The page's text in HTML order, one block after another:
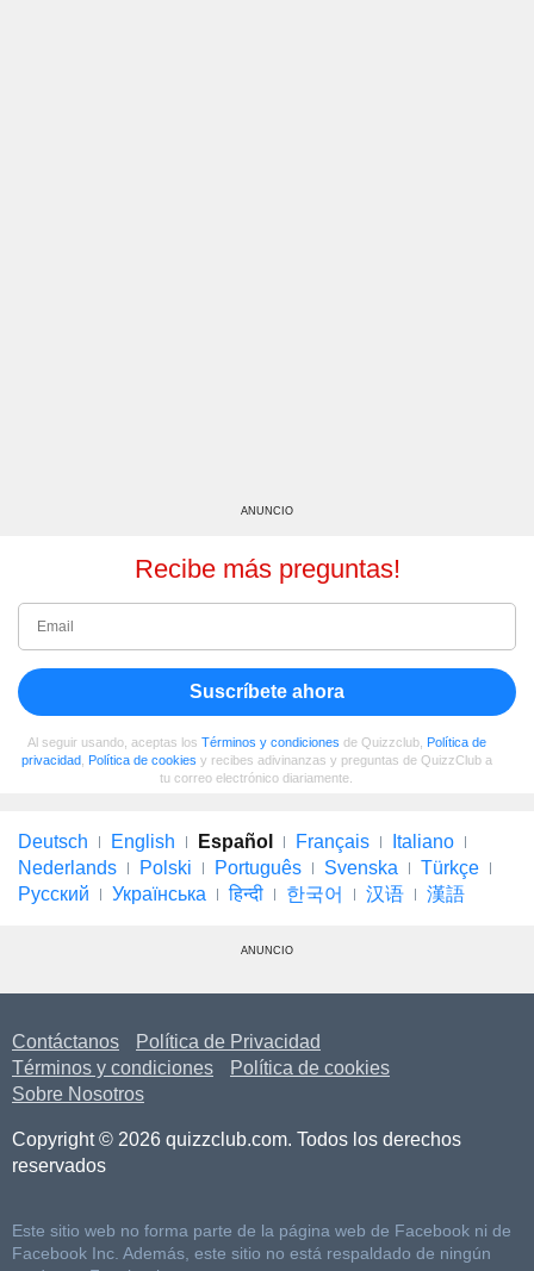
ANUNCIO
Recibe más preguntas!
Suscríbete ahora
Al seguir usando, aceptas los Términos y condiciones de Quizzclub, Política de
privacidad, Política de cookies y recibes adivinanzas y preguntas de QuizzClub a
tu correo electrónico diariamente.
Deutsch English Español Français
Italiano
Nederlands
Polski Português Svenska
Türkçe
Русский
Українська हिन्दी 한국어 汉语 漢語
ANUNCIO
Contáctanos
Política de Privacidad
Términos y condiciones
Política de cookies
Sobre Nosotros
Copyright © 2026 quizzclub.com. Todos los derechos
reservados
Este sitio web no forma parte de la página web de Facebook ni de
Facebook Inc. Además, este sitio no está respaldado de ningún